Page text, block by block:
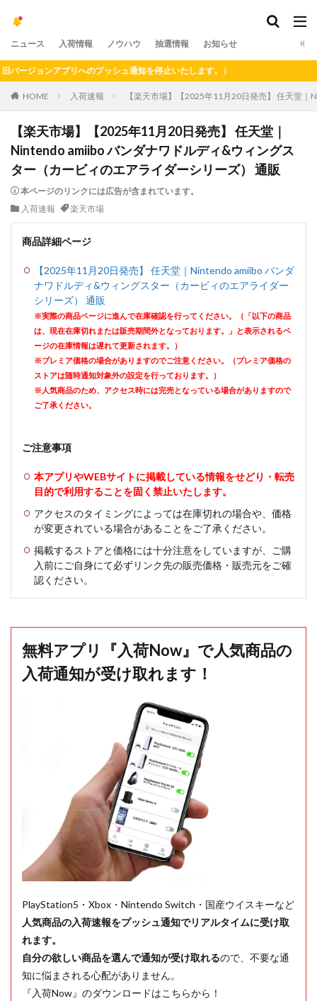
ニュース 入荷情報 ノウハウ 抽選情報 お知らせ
ョンアプリへのプッシュ通知を停止いたします。）
HOME 入荷速報 【楽天市場】【2025年11月20日発売】 任天堂
【楽天市場】【2025年11月20日発売】 任天堂｜
Nintendo amiibo バンダナワドルディ&ウィングス
ター（カービィのエアライダーシリーズ） 通販
本ページのリンクには広告が含まれています。
入荷速報
楽天市場
商品詳細ページ
【2025年11月20日発売】 任天堂｜Nintendo amiibo バンダ
ナワドルディ&ウィングスター（カービィのエアライダー
シリーズ） 通販
※実際の商品ページに進んで在庫確認を行ってください。（「以下の商品
は、現在在庫切れまたは販売期間外となっております。」と表示されるペ
ージの在庫情報は遅れて更新されます。）
※プレミア価格の場合がありますのでご注意ください。（プレミア価格の
ストアは随時通知対象外の設定を行っております。）
※人気商品のため、アクセス時には完売となっている場合がありますので
ご了承ください。
ご注意事項
本アプリやWEBサイトに掲載している情報をせどり・転売
目的で利用することを固く禁止いたします。
アクセスのタイミングによっては在庫切れの場合や、価格
が変更されている場合があることをご了承ください。
掲載するストアと価格には十分注意をしていますが、ご購
入前にご自身にて必ずリンク先の販売価格・販売元をご確
認ください。
無料アプリ『入荷Now』で人気商品の
入荷通知が受け取れます！
PlayStation5・Xbox・Nintendo Switch・国産ウイスキーなど
人気商品の入荷速報をプッシュ通知でリアルタイムに受け取
れます。
自分の欲しい商品を選んで通知が受け取れるので、不要な通
知に悩まされる心配がありません。
『入荷Now』のダウンロードはこちらから！